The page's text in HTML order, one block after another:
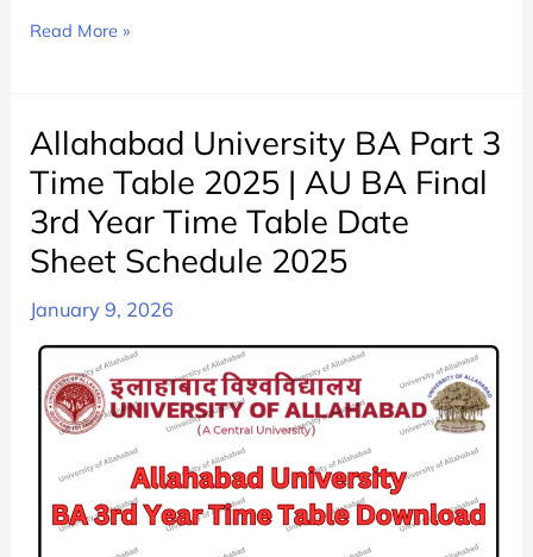
DBRAU
Year
Time
Table
2025
Announced
Agra
University
BA
Part
Exam
Date
Read More »
Allahabad University BA Part 3
Time Table 2025 | AU BA Final
3rd Year Time Table Date
Sheet Schedule 2025
January 9, 2026